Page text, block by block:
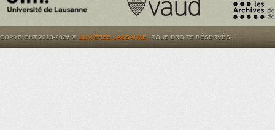
COPYRIGHT 2013-2026 © LUMIÈRES.LAUSANNE . TOUS DROITS RÉSERVÉS.